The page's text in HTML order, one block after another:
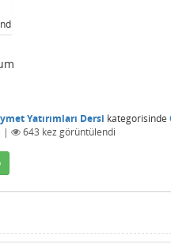
Yatırımları Dersi kategorisinde
| 643 kez görüntülendi